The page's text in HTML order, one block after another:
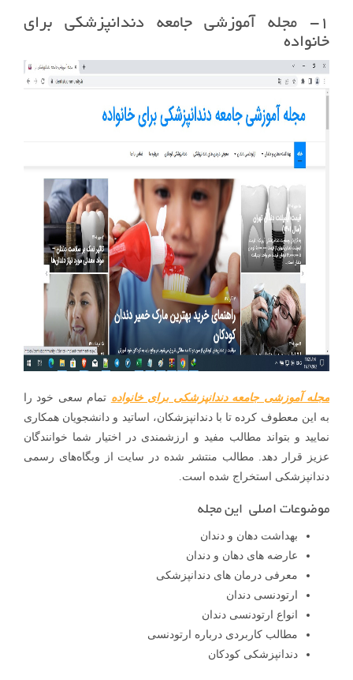
۱- مجله آموزشی جامعه دندانپزشکی برای
خانواده
مجله آموزشی جامعه دندانپزشکی برای خانواده تمام سعی خود را
به این معطوف کرده تا با دندانپزشکان، اساتید و دانشجویان همکاری
نمایید و بتواند مطالب مفید و ارزشمندی در اختیار شما خوانندگان
عزیز قرار دهد. مطالب منتشر شده در سایت از وبگاه‌های رسمی
دندانپزشکی استخراج شده است.
موضوعات اصلی این مجله
بهداشت دهان و دندان
عارضه های دهان و دندان
معرفی درمان های دندانپزشکی
ارتودنسی دندان
انواع ارتودنسی دندان
مطالب کاربردی درباره ارتودنسی
دندانپزشکی کودکان